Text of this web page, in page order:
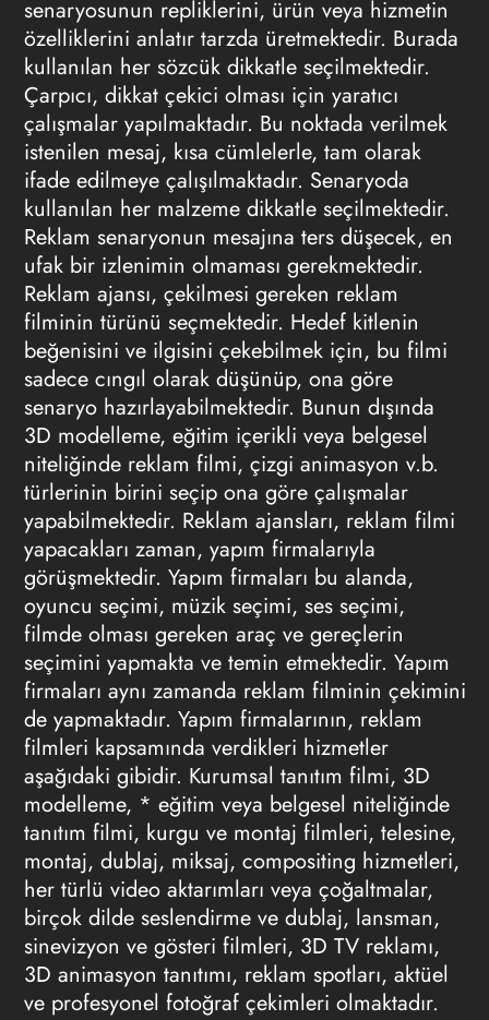
senaryosunun repliklerini, ürün veya hizmetin
özelliklerini anlatır tarzda üretmektedir. Burada
kullanılan her sözcük dikkatle seçilmektedir.
Çarpıcı, dikkat çekici olması için yaratıcı
çalışmalar yapılmaktadır. Bu noktada verilmek
istenilen mesaj, kısa cümlelerle, tam olarak
ifade edilmeye çalışılmaktadır. Senaryoda
kullanılan her malzeme dikkatle seçilmektedir.
Reklam senaryonun mesajına ters düşecek, en
ufak bir izlenimin olmaması gerekmektedir.
Reklam ajansı, çekilmesi gereken reklam
filminin türünü seçmektedir. Hedef kitlenin
beğenisini ve ilgisini çekebilmek için, bu filmi
sadece cıngıl olarak düşünüp, ona göre
senaryo hazırlayabilmektedir. Bunun dışında
3D modelleme, eğitim içerikli veya belgesel
niteliğinde reklam filmi, çizgi animasyon v.b.
türlerinin birini seçip ona göre çalışmalar
yapabilmektedir. Reklam ajansları, reklam filmi
yapacakları zaman, yapım firmalarıyla
görüşmektedir. Yapım firmaları bu alanda,
oyuncu seçimi, müzik seçimi, ses seçimi,
filmde olması gereken araç ve gereçlerin
seçimini yapmakta ve temin etmektedir. Yapım
firmaları aynı zamanda reklam filminin çekimini
de yapmaktadır. Yapım firmalarının, reklam
filmleri kapsamında verdikleri hizmetler
aşağıdaki gibidir. Kurumsal tanıtım filmi, 3D
modelleme, * eğitim veya belgesel niteliğinde
tanıtım filmi, kurgu ve montaj filmleri, telesine,
montaj, dublaj, miksaj, compositing hizmetleri,
her türlü video aktarımları veya çoğaltmalar,
birçok dilde seslendirme ve dublaj, lansman,
sinevizyon ve gösteri filmleri, 3D TV reklamı,
3D animasyon tanıtımı, reklam spotları, aktüel
ve profesyonel fotoğraf çekimleri olmaktadır.